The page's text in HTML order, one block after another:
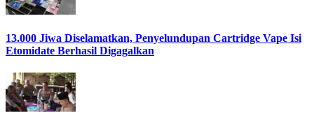
13.000 Jiwa Diselamatkan, Penyelundupan Cartridge Vape Isi
Etomidate Berhasil Digagalkan